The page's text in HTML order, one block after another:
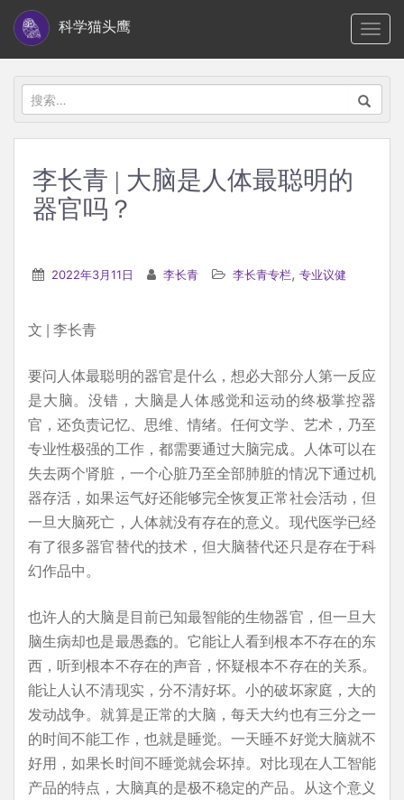
i
科学猫头鹰
搜
索：
李长青 | 大脑是人体最聪明的
器官吗？
2022年3月11日 李长青 李长青专栏, 专业议健
文 | 李长青
要问人体最聪明的器官是什么，想必大部分人第一反应
是大脑。没错，大脑是人体感觉和运动的终极掌控器
官，还负责记忆、思维、情绪。任何文学、艺术，乃至
专业性极强的工作，都需要通过大脑完成。人体可以在
失去两个肾脏，一个心脏乃至全部肺脏的情况下通过机
器存活，如果运气好还能够完全恢复正常社会活动，但
一旦大脑死亡，人体就没有存在的意义。现代医学已经
有了很多器官替代的技术，但大脑替代还只是存在于科
幻作品中。
也许人的大脑是目前已知最智能的生物器官，但一旦大
脑生病却也是最愚蠢的。它能让人看到根本不存在的东
西，听到根本不存在的声音，怀疑根本不存在的关系。
能让人认不清现实，分不清好坏。小的破坏家庭，大的
发动战争。就算是正常的大脑，每天大约也有三分之一
的时间不能工作，也就是睡觉。一天睡不好觉大脑就不
好用，如果长时间不睡觉就会坏掉。对比现在人工智能
产品的特点，大脑真的是极不稳定的产品。从这个意义